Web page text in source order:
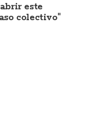
este
colectivo"